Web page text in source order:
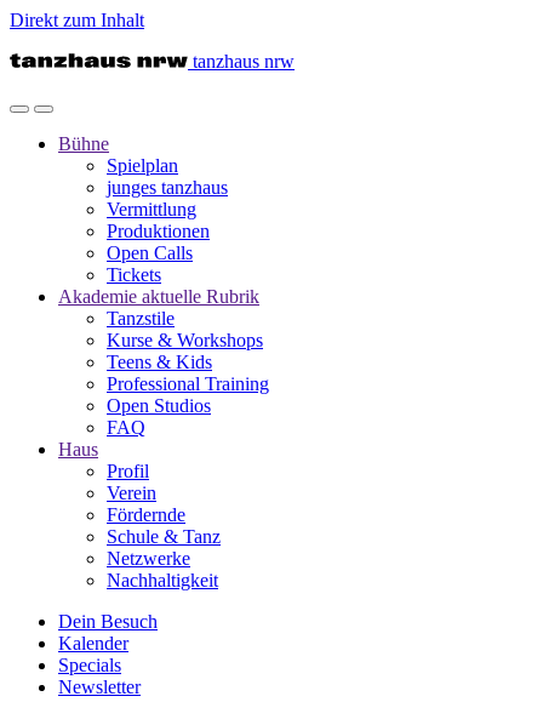
Direkt zum Inhalt
tanzhaus nrw
Bühne
Spielplan
junges tanzhaus
Vermittlung
Produktionen
Open Calls
Tickets
Akademie aktuelle Rubrik
Tanzstile
Kurse & Workshops
Teens & Kids
Professional Training
Open Studios
FAQ
Haus
Profil
Verein
Fördernde
Schule & Tanz
Netzwerke
Nachhaltigkeit
Dein Besuch
Kalender
Specials
Newsletter